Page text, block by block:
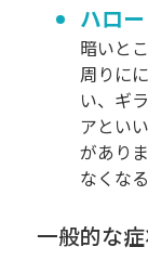
ハロ
暗いと
周りに
い、ギ
アとい
があり
なくな
一般的な症